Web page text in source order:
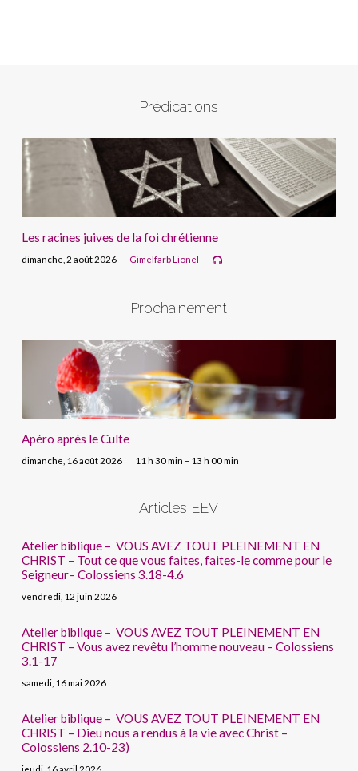
Prédications
Les racines juives de la foi chrétienne
dimanche, 2 août 2026 Gimelfarb Lionel
Prochainement
Apéro après le Culte
dimanche, 16 août 2026 11 h 30 min – 13 h 00 min
Articles EEV
Atelier biblique – VOUS AVEZ TOUT PLEINEMENT EN
CHRIST – Tout ce que vous faites, faites-le comme pour le
Seigneur– Colossiens 3.18-4.6
vendredi, 12 juin 2026
Atelier biblique – VOUS AVEZ TOUT PLEINEMENT EN
CHRIST – Vous avez revêtu l’homme nouveau – Colossiens
3.1-17
samedi, 16 mai 2026
Atelier biblique – VOUS AVEZ TOUT PLEINEMENT EN
CHRIST – Dieu nous a rendus à la vie avec Christ –
Colossiens 2.10-23)